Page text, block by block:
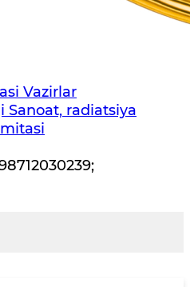
Vazirlar
Sanoat, radiatsiya
;